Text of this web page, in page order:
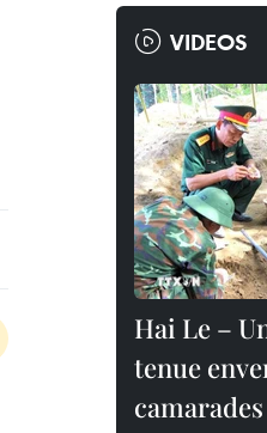
VIDEOS
Hai Le –
tenue